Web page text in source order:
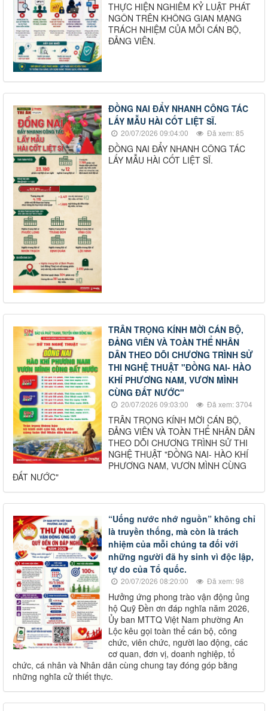
THỰC HIỆN NGHIÊM KỶ LUẬT PHÁT
NGÔN TRÊN KHÔNG GIAN MẠNG
TRÁCH NHIỆM CỦA MỖI CÁN BỘ,
ĐẢNG VIÊN.
ĐỒNG NAI ĐẨY NHANH CÔNG TÁC
LẤY MẪU HÀI CỐT LIỆT SĨ.
20/07/2026 09:04:00 Đã xem: 85
ĐỒNG NAI ĐẨY NHANH CÔNG TÁC
LẤY MẪU HÀI CỐT LIỆT SĨ.
TRÂN TRỌNG KÍNH MỜI CÁN BỘ,
ĐẢNG VIÊN VÀ TOÀN THỂ NHÂN
DÂN THEO DÕI CHƯƠNG TRÌNH SỬ
THI NGHỆ THUẬT "ĐỒNG NAI- HÀO
KHÍ PHƯƠNG NAM, VƯƠN MÌNH
CÙNG ĐẤT NƯỚC"
20/07/2026 09:03:00 Đã xem: 3704
TRÂN TRỌNG KÍNH MỜI CÁN BỘ,
ĐẢNG VIÊN VÀ TOÀN THỂ NHÂN DÂN
THEO DÕI CHƯƠNG TRÌNH SỬ THI
NGHỆ THUẬT "ĐỒNG NAI- HÀO KHÍ
PHƯƠNG NAM, VƯƠN MÌNH CÙNG
ĐẤT NƯỚC"
“Uống nước nhớ nguồn” không chỉ
là truyền thống, mà còn là trách
nhiệm của mỗi chúng ta đối với
những người đã hy sinh vì độc lập,
tự do của Tổ quốc.
20/07/2026 08:20:00 Đã xem: 98
Hưởng ứng phong trào vận động ủng
hộ Quỹ Đền ơn đáp nghĩa năm 2026,
Ủy ban MTTQ Việt Nam phường An
Lộc kêu gọi toàn thể cán bộ, công
chức, viên chức, người lao động, các
cơ quan, đơn vị, doanh nghiệp, tổ
chức, cá nhân và Nhân dân cùng chung tay đóng góp bằng
những nghĩa cử thiết thực.